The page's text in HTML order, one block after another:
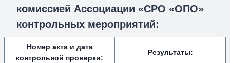
комиссией Ассоциации «СРО «ОПО»
контрольных мероприятий:
Номер акта и дата
контрольной проверки:
Результаты: